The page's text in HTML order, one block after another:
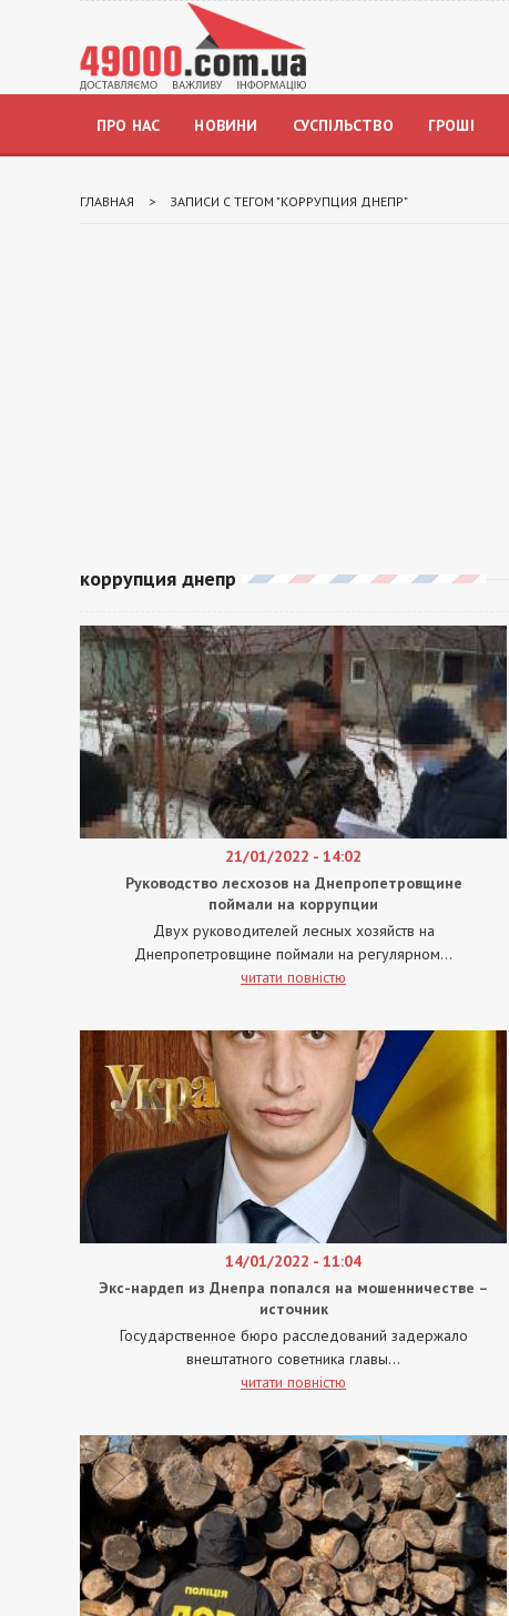
ПРО НАС НОВИНИ СУСПІЛЬСТВО ГРОШІ
ГЛАВНАЯ > ЗАПИСИ С ТЕГОМ "КОРРУПЦИЯ ДНЕПР"
коррупция днепр
21/01/2022 - 14:02
Руководство лесхозов на Днепропетровщине
поймали на коррупции
Двух руководителей лесных хозяйств на
Днепропетровщине поймали на регулярном...
читати повністю
14/01/2022 - 11:04
Экс-нардеп из Днепра попался на мошенничестве –
источник
Государственное бюро расследований задержало
внештатного советника главы...
читати повністю